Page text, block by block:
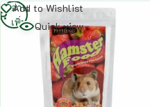
Add to Wishlist
Quick view
อ่าน
เพิ่ม